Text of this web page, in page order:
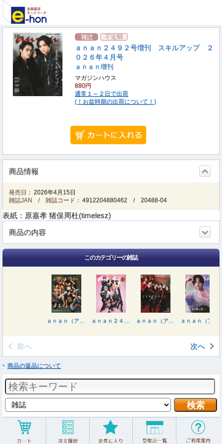
ａｎａｎ２４９２号増刊 スキルアップ ２
０２６年４月号
ａｎａｎ増刊
マガジンハウス
880円
通常１～２日で出荷
(！お盆時期の出荷について！)
商品情報
発売日： 2026年4月15日
雑誌JAN / 雑誌コード： 4912204880462 /20488-04
表紙：原嘉孝 猪俣周杜(timelesz)
商品の内容
このカテゴリーの雑誌
前へ 次へ
商品の返品について